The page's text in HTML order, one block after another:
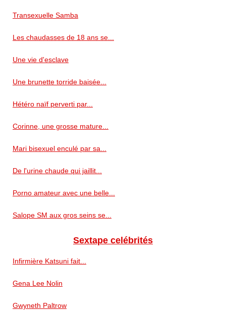
Transexuelle Samba
Les chaudasses de 18 ans se...
Une vie d'esclave
Une brunette torride baisée...
Hétéro naïf perverti par...
Corinne, une grosse mature...
Mari bisexuel enculé par sa...
De l'urine chaude qui jaillit...
Porno amateur avec une belle...
Salope SM aux gros seins se...
Sextape celébrités
Infirmière Katsuni fait...
Gena Lee Nolin
Gwyneth Paltrow